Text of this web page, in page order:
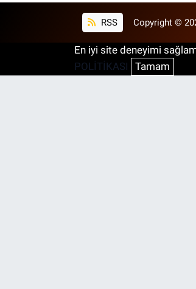
RSS Copyright ©
En iyi site deneyimi
POLİTİKASI
Tamam